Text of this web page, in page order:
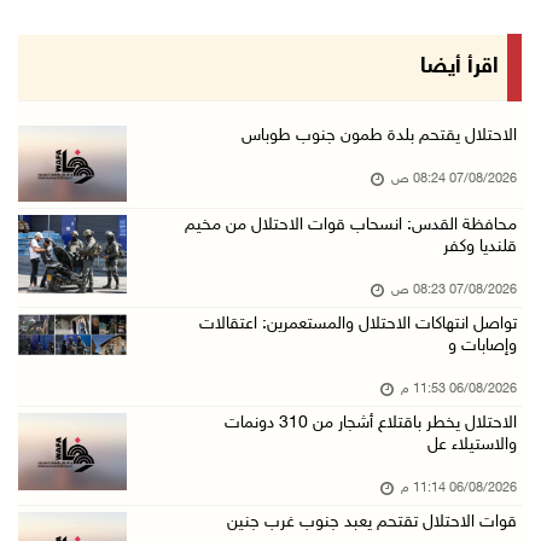
إصابة مسن بجروح ورضوض إثر اعتداء جيش الاحتلال ...
06/آب/2026 09:13 م
06/آب/2026 09:08 م
الرئيس يستقبل مجلس بلدية رام الله ويشدد على د ...
06/آب/2026 08:36 م
الاحتلال يوسع حملات الدهم والاعتقال في قلنديا ...
الرئيس المصري وملك البحرين يشددان على ضرورة ت ...
اقرأ أيضا
الاحتلال يقتحم بلدة طمون جنوب طوباس
07/08/2026 08:24 ص
محافظة القدس: انسحاب قوات الاحتلال من مخيم
قلنديا وكفر
07/08/2026 08:23 ص
تواصل انتهاكات الاحتلال والمستعمرين: اعتقالات
وإصابات و
06/08/2026 11:53 م
الاحتلال يخطر باقتلاع أشجار من 310 دونمات
والاستيلاء عل
06/08/2026 11:14 م
قوات الاحتلال تقتحم يعبد جنوب غرب جنين